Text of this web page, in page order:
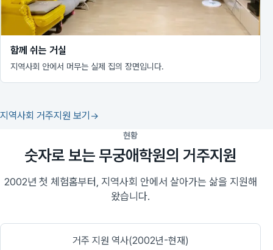
함께 쉬는 거실
지역사회 안에서 머무는 실제 집의 장면입니다.
지역사회 거주지원 보기
현황
숫자로 보는 무궁애학원의 거주지원
2002년 첫 체험홈부터, 지역사회 안에서 살아가는 삶을 지원해
왔습니다.
거주 지원 역사(2002년-현재)